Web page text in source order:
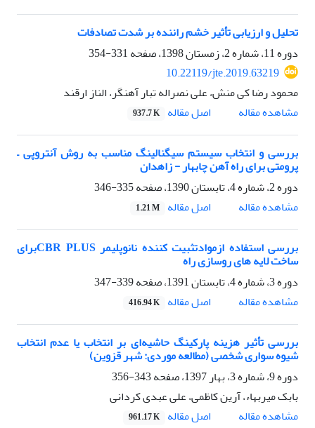
تحلیل و ارزیابی تأثیر خشم راننده بر شدت تصادفات
دوره 11، شماره 2، زمستان 1398، صفحه
331-354
10.22119/jte.2019.63219
محمود رضا کی منش، علی نصراله تبار آهنگر، الناز ارقند
مشاهده مقاله
اصل مقاله 937.7 K
بررسی و انتخاب سیستم سیگنالینگ مناسب به روش آنتروپی –
پرومتی برای راه آهن چابهار - زاهدان
دوره 2، شماره 4، تابستان 1390، صفحه
335-346
مشاهده مقاله
اصل مقاله 1.21 M
بررسی استفاده ازموادتثبیت کننده نانوپلیمر CBR PLUSبرای
ساخت لایه های روسازی راه
دوره 3، شماره 4، تابستان 1391، صفحه
339-347
مشاهده مقاله
اصل مقاله 416.94 K
بررسی تأثیر هزینه پارکینگ حاشیه‌ای بر انتخاب یا عدم انتخاب
شیوه سواری شخصی (مطالعه موردی: شهر قزوین)
دوره 9، شماره 3، بهار 1397، صفحه
343-356
بابک میربهاء، آرین کاظمی، علی عبدی کردانی
مشاهده مقاله
اصل مقاله 961.17 K